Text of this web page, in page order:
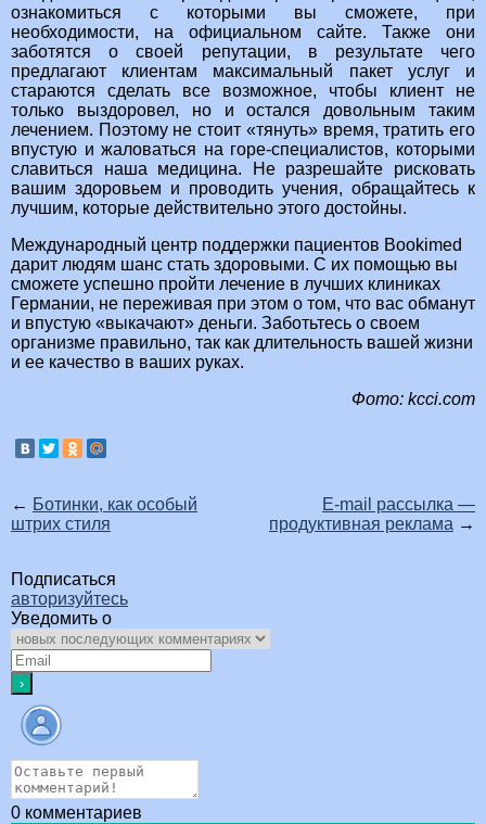
ознакомиться с которыми вы сможете, при
необходимости, на официальном сайте. Также они
заботятся о своей репутации, в результате чего
предлагают клиентам максимальный пакет услуг и
стараются сделать все возможное, чтобы клиент не
только выздоровел, но и остался довольным таким
лечением. Поэтому не стоит «тянуть» время, тратить его
впустую и жаловаться на горе-специалистов, которыми
славиться наша медицина. Не разрешайте рисковать
вашим здоровьем и проводить учения, обращайтесь к
лучшим, которые действительно этого достойны.
Международный центр поддержки пациентов Bookimed
дарит людям шанс стать здоровыми. С их помощью вы
сможете успешно пройти лечение в лучших клиниках
Германии, не переживая при этом о том, что вас обманут
и впустую «выкачают» деньги. Заботьтесь о своем
организме правильно, так как длительность вашей жизни
и ее качество в ваших руках.
Фото: kcci.com
← Ботинки, как особый
штрих стиля
E-mail рассылка —
продуктивная реклама →
Подписаться
авторизуйтесь
Уведомить о
0 комментариев